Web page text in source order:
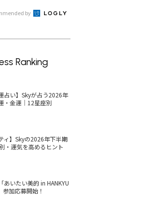
by
Ranking
占い】Skyが占う2026年
・金運｜12星座別
ィ】Skyの2026年下半期
・運気を高めるヒント
あいたい美的 in HANKYU
参加応募開始！